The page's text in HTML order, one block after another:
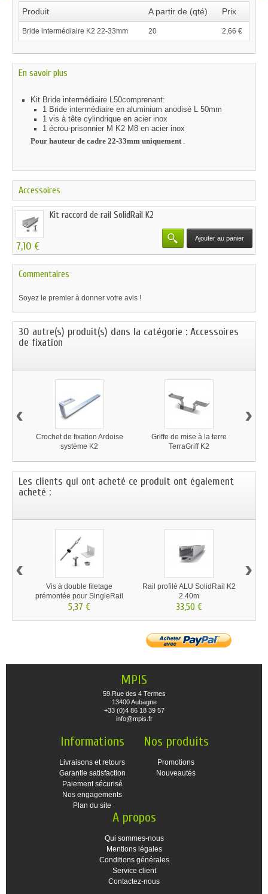
Produit A partir de (qté) Prix
Bride intermédiaire K2 22-33mm 20 2,66 €
En savoir plus
Kit Bride intermédiaire L50comprenant:
1 Bride intermédiaire en aluminium anodisé L 50mm
1 vis à tête cylindrique en acier inox
1 écrou-prisonnier M K2 M8 en acier inox
Pour hauteur de cadre 22-33mm uniquement.
Accessoires
Kit raccord de rail SolidRail K2
7,10 €
Ajouter au panier
Commentaires
Soyez le premier à donner votre avis !
30 autre(s) produit(s) dans la catégorie : Accessoires
de fixation
Crochet de fixation Ardoise
système K2
Griffe de mise à la terre
TerraGriff K2
‹ ›
Les clients qui ont acheté ce produit ont également
acheté :
Vis à double filetage
prémontée pour SingleRail
K2
5,37 €
Rail profilé ALU SolidRail K2
2.40m
33,50 €
‹ ›
MPIS
59 Rue des 4 Termes
13400 Aubagne
+33 (0)4 86 18 39 57
info@mpis.fr
Informations
Livraisons et retours
Garantie satisfaction
Paiement sécurisé
Nos engagements
Plan du site
Nos produits
Promotions
Nouveautés
A propos
Qui sommes-nous
Mentions légales
Conditions générales
Service client
Contactez-nous